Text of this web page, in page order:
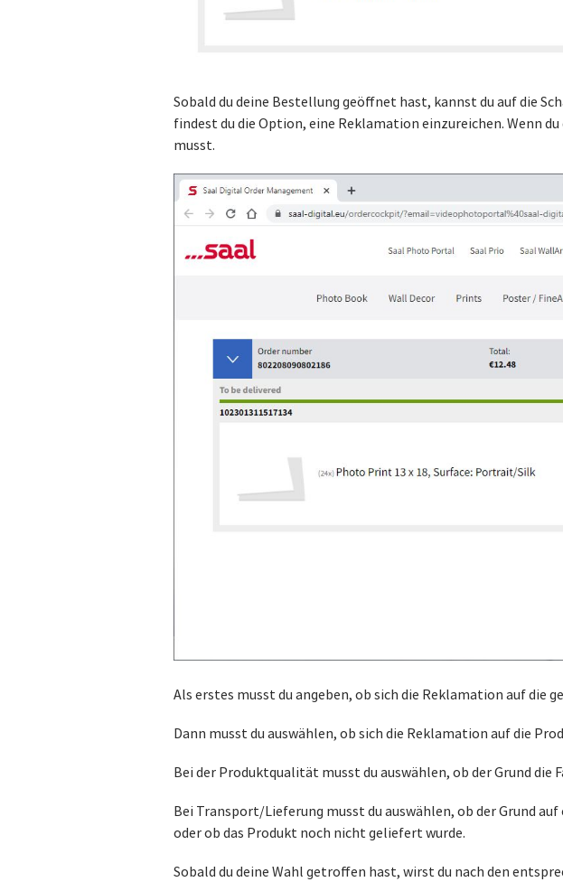
Sobald du deine Bestellung geöffnet hast, kannst du auf die
findest du die Option, eine Reklamation einzureichen. Wenn
musst.
Als erstes musst du angeben, ob sich die Reklamation auf
Dann musst du auswählen, ob sich die Reklamation auf die
Bei der Produktqualität musst du auswählen, ob der Grund die
Bei Transport/Lieferung musst du auswählen, ob der Grund
oder ob das Produkt noch nicht geliefert wurde.
Sobald du deine Wahl getroffen hast, wirst du nach den